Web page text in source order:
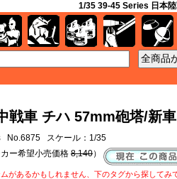
1/35 39-45 Series 日本
戦車 チハ 57mm砲塔/新
No.6875 スケール：1/35
カー希望小売価格 8,140）
があるかもしれません、下のタグから探してみ
ク キャラクターガンダム 塗料 工具